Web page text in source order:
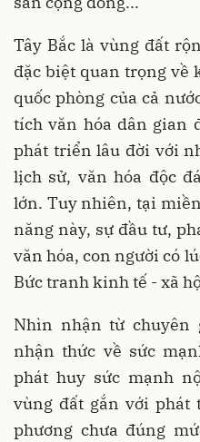
Tây Bắc là vùng đất
đặc biệt quan trọng về
quốc phòng của cả
tích văn hóa dân gian
phát triển lâu đời với
lịch sử, văn hóa độc
lớn. Tuy nhiên, tại
năng này, sự đầu tư,
văn hóa, con người có
Bức tranh kinh tế - xã
Nhìn nhận từ chuyên
nhận thức về sức
phát huy sức mạnh
vùng đất gắn với
phương chưa đúng